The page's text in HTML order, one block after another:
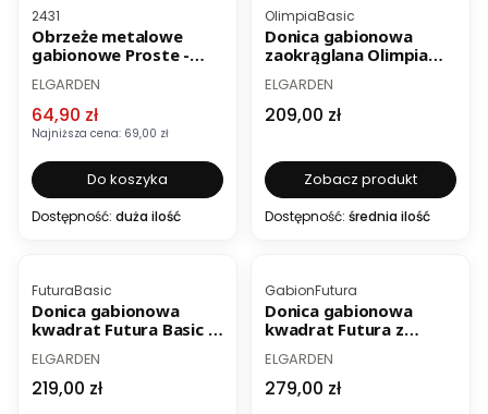
Kod produktu
2431
Obrzeże metalowe
gabionowe Proste -
ocynk
PRODUCENT
ELGARDEN
Cena promocyjna
64,90 zł
Najniższa cena: 69,00 zł
Do koszyka
Dostępność: duża ilość
Kod produktu
OlimpiaBasic
Donica gabionowa
zaokrąglana Olimpia
cm - kolor srebrny
PRODUCENT
ELGARDEN
Cena
209,00 zł
Zobacz produkt
Dostępność: średnia ilość
Kod produktu
FuturaBasic
Donica gabionowa
kwadrat Futura Basic -
kolor srebrny
PRODUCENT
ELGARDEN
Cena
219,00 zł
Kod produktu
GabionFutura
Donica gabionowa
kwadrat Futura z
długość 39 i 48 cm
PRODUCENT
ELGARDEN
Cena
279,00 zł